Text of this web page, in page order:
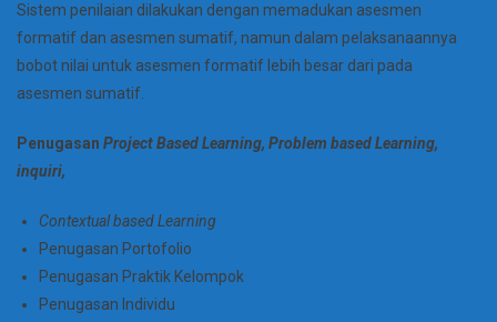
Sistem penilaian dilakukan dengan memadukan asesmen
formatif dan asesmen sumatif, namun dalam pelaksanaannya
bobot nilai untuk asesmen formatif lebih besar dari pada
asesmen sumatif.
Penugasan Project Based Learning, Problem based Learning,
inquiri,
Contextual based Learning
Penugasan Portofolio
Penugasan Praktik Kelompok
Penugasan Individu